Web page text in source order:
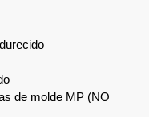
de molde MP (NO